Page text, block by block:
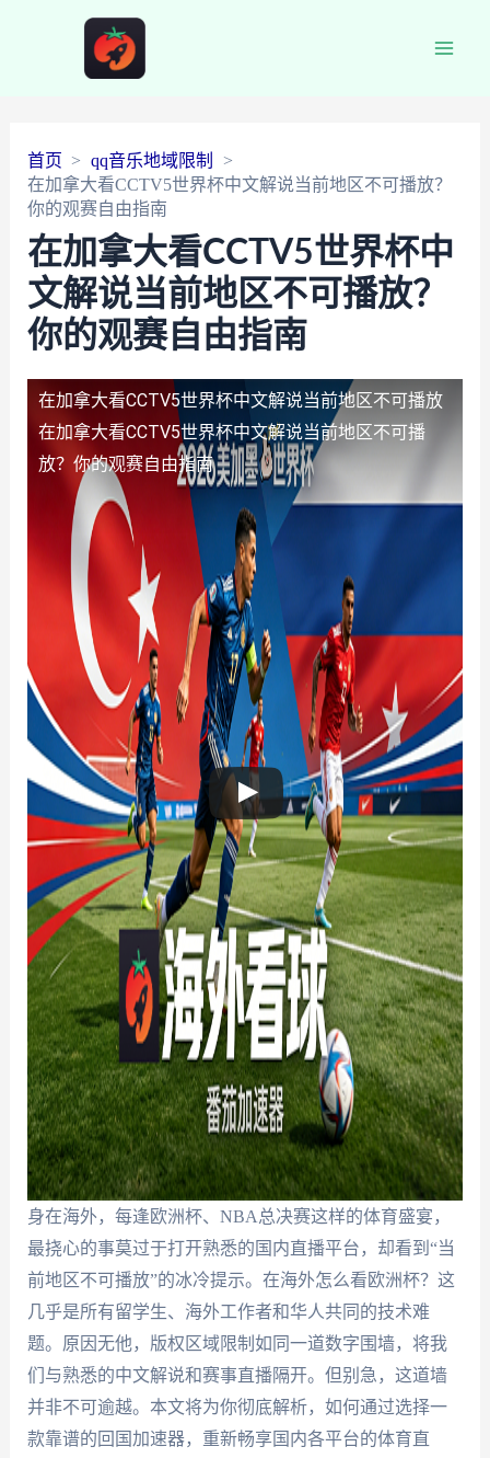
首页
qq音乐地域限制
在加拿大看CCTV5世界杯中文解说当前地区不可播放？
你的观赛自由指南
在加拿大看CCTV5世界杯中
文解说当前地区不可播放？
你的观赛自由指南
在加拿大看CCTV5世界杯中文解说当前地区不可播放
在加拿大看CCTV5世界杯中文解说当前地区不可播
放？你的观赛自由指南
身在海外，每逢欧洲杯、NBA总决赛这样的体育盛宴，
最挠心的事莫过于打开熟悉的国内直播平台，却看到“当
前地区不可播放”的冰冷提示。在海外怎么看欧洲杯？这
几乎是所有留学生、海外工作者和华人共同的技术难
题。原因无他，版权区域限制如同一道数字围墙，将我
们与熟悉的中文解说和赛事直播隔开。但别急，这道墙
并非不可逾越。本文将为你彻底解析，如何通过选择一
款靠谱的回国加速器，重新畅享国内各平台的体育直